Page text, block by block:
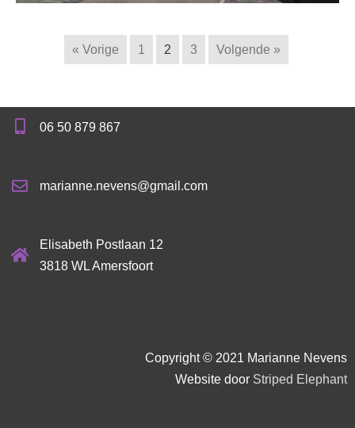
« Vorige 1 2 3 Volgende »
06 50 879 867
marianne.nevens@gmail.com
Elisabeth Postlaan 12
3818 WL Amersfoort
Copyright © 2021 Marianne Nevens
Website door Striped Elephant